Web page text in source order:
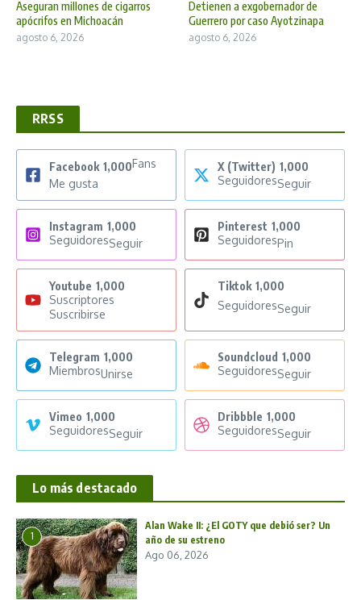
Aseguran millones de cigarros
apócrifos en Michoacán
agosto 6, 2026
Detienen a exgobernador de
Guerrero por caso Ayotzinapa
agosto 6, 2026
RRSS
Facebook 1,000Fans
Me gusta
X (Twitter) 1,000
SeguidoresSeguir
Instagram 1,000
SeguidoresSeguir
Pinterest 1,000
SeguidoresPin
Youtube 1,000
Suscriptores
Suscribirse
Tiktok 1,000
SeguidoresSeguir
Telegram 1,000
MiembrosUnirse
Soundcloud 1,000
SeguidoresSeguir
Vimeo 1,000
SeguidoresSeguir
Dribbble 1,000
SeguidoresSeguir
Lo más destacado
1
Alan Wake II: ¿El GOTY que debió ser? Un
año de su estreno
Ago 06, 2026